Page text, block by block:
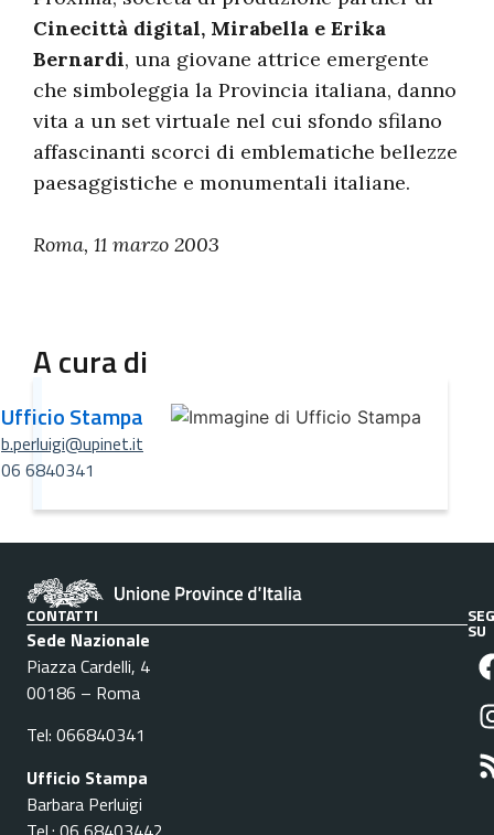
Cinecittà digital, Mirabella e Erika
Bernardi, una giovane attrice emergente
che simboleggia la Provincia italiana, danno
vita a un set virtuale nel cui sfondo sfilano
affascinanti scorci di emblematiche bellezze
paesaggistiche e monumentali italiane.
Roma, 11 marzo 2003
A cura di
Ufficio Stampa
b.perluigi@upinet.it
06 6840341
CONTATTI
Sede Nazionale
Piazza Cardelli, 4
00186 – Roma
Tel: 066840341
Ufficio Stampa
Barbara Perluigi
SU